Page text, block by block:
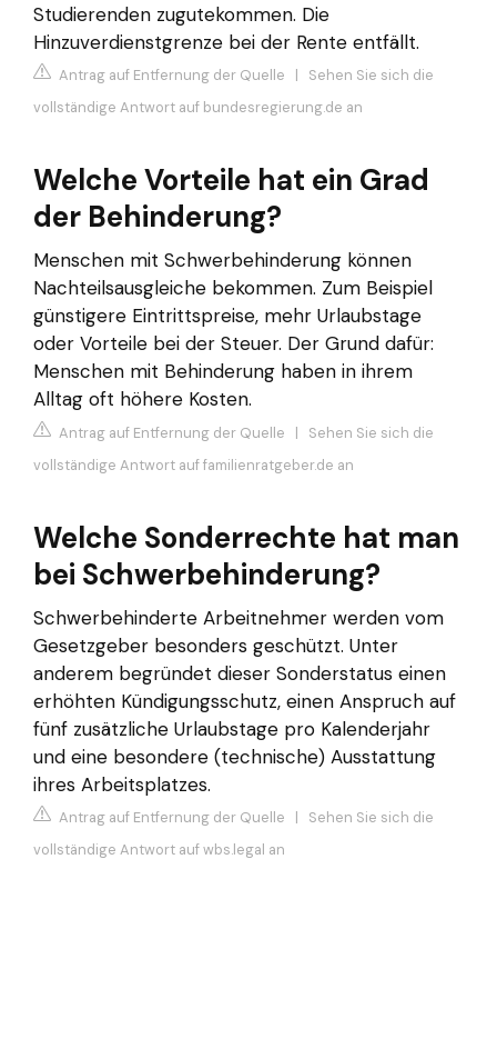
Studierenden zugutekommen. Die
Hinzuverdienstgrenze bei der Rente entfällt.
Antrag auf Entfernung der Quelle | Sehen Sie sich die
vollständige Antwort auf bundesregierung.de an
Welche Vorteile hat ein Grad
der Behinderung?
Menschen mit Schwerbehinderung können
Nachteilsausgleiche bekommen. Zum Beispiel
günstigere Eintrittspreise, mehr Urlaubstage
oder Vorteile bei der Steuer. Der Grund dafür:
Menschen mit Behinderung haben in ihrem
Alltag oft höhere Kosten.
Antrag auf Entfernung der Quelle | Sehen Sie sich die
vollständige Antwort auf familienratgeber.de an
Welche Sonderrechte hat man
bei Schwerbehinderung?
Schwerbehinderte Arbeitnehmer werden vom
Gesetzgeber besonders geschützt. Unter
anderem begründet dieser Sonderstatus einen
erhöhten Kündigungsschutz, einen Anspruch auf
fünf zusätzliche Urlaubstage pro Kalenderjahr
und eine besondere (technische) Ausstattung
ihres Arbeitsplatzes.
Antrag auf Entfernung der Quelle | Sehen Sie sich die
vollständige Antwort auf wbs.legal an